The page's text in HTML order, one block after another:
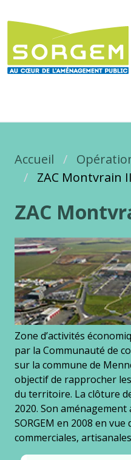
au
principal
Fil d'Ariane
Accueil
ZAC Montvrain II
ZAC
Zone d’activités
par la Communauté de
sur la commune de
objectif de rapprocher
du territoire. La clôture
2020. Son
SORGEM en 2008 en
commerciales,